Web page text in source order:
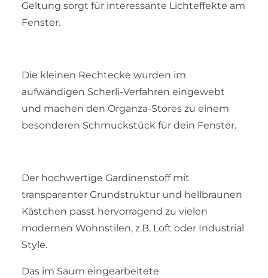
Geltung sorgt für interessante Lichteffekte am
Fenster.
Die kleinen Rechtecke wurden im
aufwändigen Scherli-Verfahren eingewebt
und machen den Organza-Stores zu einem
besonderen Schmuckstück für dein Fenster.
Der hochwertige Gardinenstoff mit
transparenter Grundstruktur und hellbraunen
Kästchen passt hervorragend zu vielen
modernen Wohnstilen, z.B. Loft oder Industrial
Style.
Das im Saum eingearbeitete